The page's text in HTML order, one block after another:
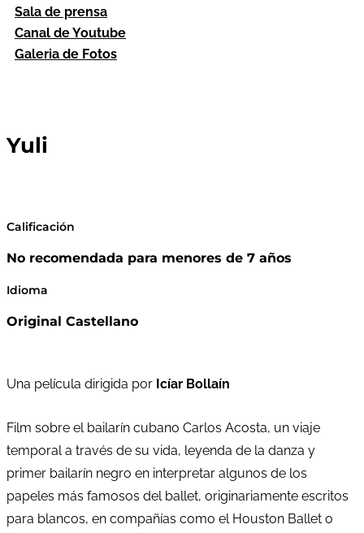
Sala de prensa
Canal de Youtube
Galeria de Fotos
Yuli
Calificación
No recomendada para menores de 7 años
Idioma
Original Castellano
Una película dirigida por Icíar Bollaín
Film sobre el bailarín cubano Carlos Acosta, un viaje
temporal a través de su vida, leyenda de la danza y
primer bailarín negro en interpretar algunos de los
papeles más famosos del ballet, originariamente escritos
para blancos, en compañías como el Houston Ballet o